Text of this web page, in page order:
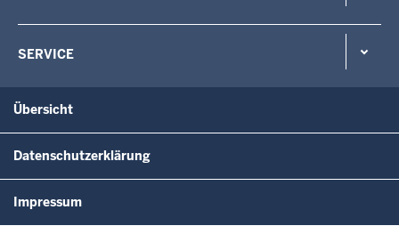
SERVICE
Übersicht
Datenschutzerklärung
Impressum